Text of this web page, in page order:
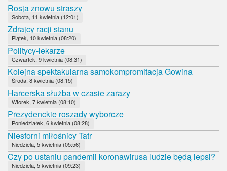
Rosja znowu straszy
Sobota, 11 kwietnia (12:01)
Zdrajcy racji stanu
Piątek, 10 kwietnia (08:20)
Politycy-lekarze
Czwartek, 9 kwietnia (08:31)
Kolejna spektakularna samokompromitacja Gowina
Środa, 8 kwietnia (08:15)
Harcerska służba w czasie zarazy
Wtorek, 7 kwietnia (08:10)
Prezydenckie roszady wyborcze
Poniedziałek, 6 kwietnia (08:28)
Niesforni miłośnicy Tatr
Niedziela, 5 kwietnia (05:56)
Czy po ustaniu pandemii koronawirusa ludzie będą lepsi?
Niedziela, 5 kwietnia (09:23)